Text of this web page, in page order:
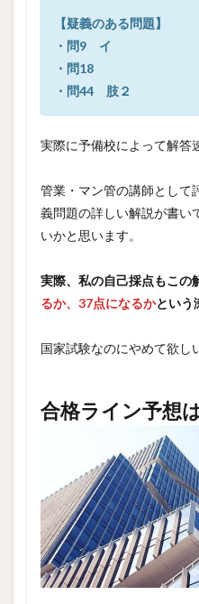
【疑義のある問題】
・問9 イ
・問18
・問44 肢２
実際に予備校によって解答
管業・マン管の講師として
義問題の詳しい解説が書い
いかと思います。
実際、私の自己採点もこの
るか、37点になるかという
国家試験なのにやめて欲し
合格ライン予想